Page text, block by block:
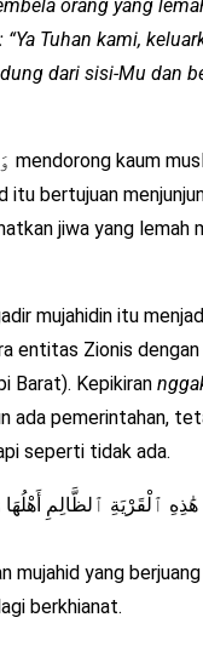
orang yang
Tuhan kami,
dari sisi-Mu dan
itu bertujuan
jiwa yang lemah
mujahidin itu
entitas Zionis dengan
Barat). Kepikiran
ada pemerintahan,
seperti tidak ada.
mujahid yang
berkhianat.